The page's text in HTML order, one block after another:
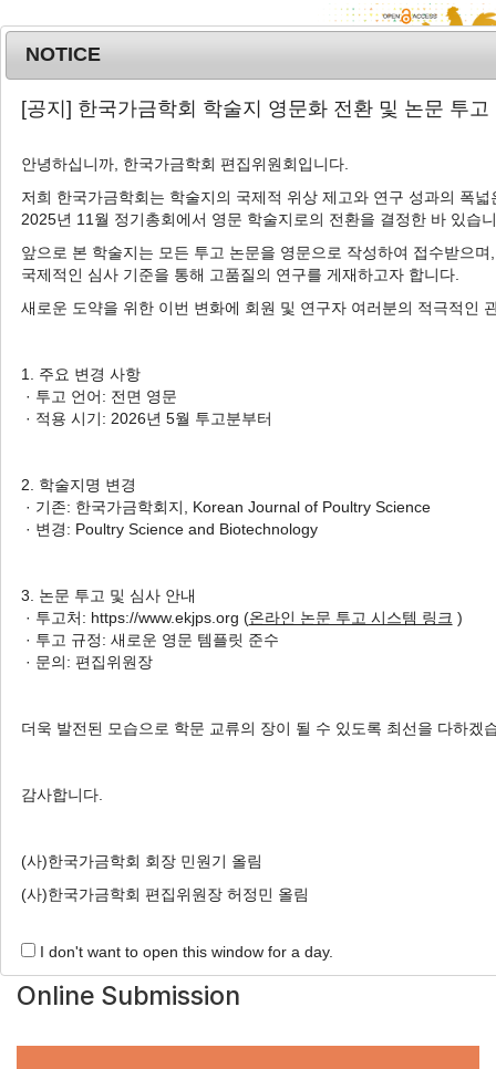
T
o
e
n
a
MENU
Advanced Search List
Author: Hyun Soo Jang
1 Articles are founded.
Reproductive Hormone
Concentrations of Plasma and
LED 조명의 색이 평사 사육 갈
색 산란계의 산란성적, 계란 품질 및 혈액과 난관 내 번식
호르몬 농도에 미치는 영향
김희나, 고한서, 장현수, 강유현, 서지수, 강환구, 오상집
https://doi.org/10.5536/KJPS.2018.45.4.245
Online Submission
NOTICE
[공지] 한국가금학회 학술지 영문화 전환 및 논문 투고
안녕하십니까, 한국가금학회 편집위원회입니다.
저희 한국가금학회는 학술지의 국제적 위상 제고와 연구 성과의 폭넓
2025년 11월 정기총회에서 영문 학술지로의 전환을 결정한 바 있습
앞으로 본 학술지는 모든 투고 논문을 영문으로 작성하여 접수받으며,
국제적인 심사 기준을 통해 고품질의 연구를 게재하고자 합니다.
새로운 도약을 위한 이번 변화에 회원 및 연구자 여러분의 적극적인
1. 주요 변경 사항
· 투고 언어: 전면 영문
· 적용 시기: 2026년 5월 투고분부터
2. 학술지명 변경
· 기존: 한국가금학회지, Korean Journal of Poultry Science
· 변경: Poultry Science and Biotechnology
3. 논문 투고 및 심사 안내
· 투고처: https://www.ekjps.org (온라인 논문 투고 시스템 링크 )
· 투고 규정: 새로운 영문 템플릿 준수
· 문의: 편집위원장
더욱 발전된 모습으로 학문 교류의 장이 될 수 있도록 최선을 다하겠
감사합니다.
(사)한국가금학회 회장 민원기 올림
(사)한국가금학회 편집위원장 허정민 올림
I don't want to open this window for a day.